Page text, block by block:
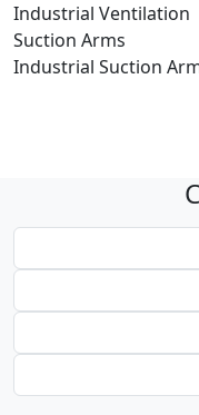
Industrial Ventilation
Suction Arms
Industrial Suction